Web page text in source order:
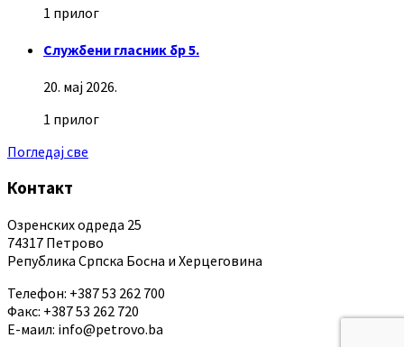
1 прилог
Службени гласник бр 5.
20. мај 2026.
1 прилог
Погледај све
Контакт
Озренских одреда 25
74317 Петрово
Република Српска Босна и Херцеговина
Телефон: +387 53 262 700
Факс: +387 53 262 720
Е-маил: info@petrovo.ba